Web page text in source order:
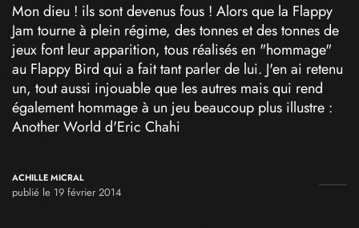
Mon dieu ! ils sont devenus fous ! Alors que la Flappy
Jam tourne à plein régime, des tonnes et des tonnes de
jeux font leur apparition, tous réalisés en "hommage"
au Flappy Bird qui a fait tant parler de lui. J'en ai retenu
un, tout aussi injouable que les autres mais qui rend
également hommage à un jeu beaucoup plus illustre :
Another World d'Eric Chahi
ACHILLE MICRAL
publié le 19 février 2014